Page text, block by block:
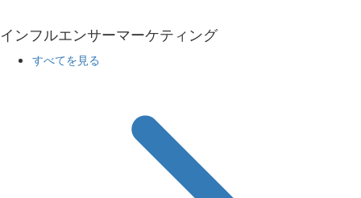
インフルエンサーマーケティング
すべてを見る